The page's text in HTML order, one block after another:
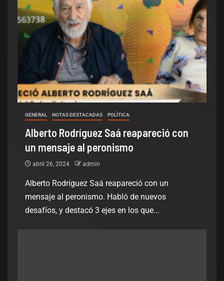
GENERAL NOTAS DESTACADAS POLÌTICA
Alberto Rodríguez Saá reapareció con
un mensaje al peronismo
abril 26, 2024 admin
Alberto Rodríguez Saá reapareció con un
mensaje al peronismo. Habló de nuevos
desafíos, y destacó 3 ejes en los que...